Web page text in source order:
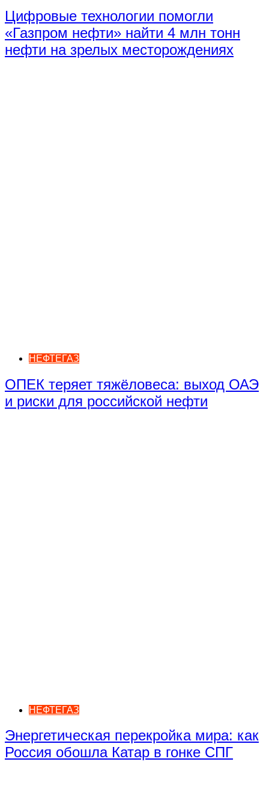
Цифровые технологии помогли
«Газпром нефти» найти 4 млн тонн
нефти на зрелых месторождениях
НЕФТЕГАЗ
ОПЕК теряет тяжёловеса: выход ОАЭ
и риски для российской нефти
НЕФТЕГАЗ
Энергетическая перекройка мира: как
Россия обошла Катар в гонке СПГ